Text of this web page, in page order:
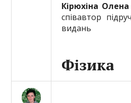
Кірюхіна
співавтор
видань
Фізика